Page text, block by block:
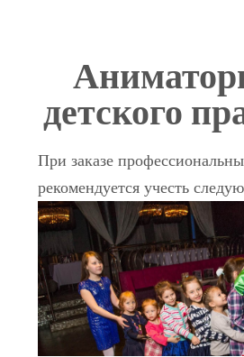
детского
При заказе
рекомендуется учесть